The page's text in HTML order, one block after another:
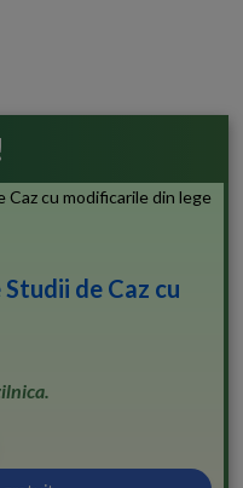
de Caz cu